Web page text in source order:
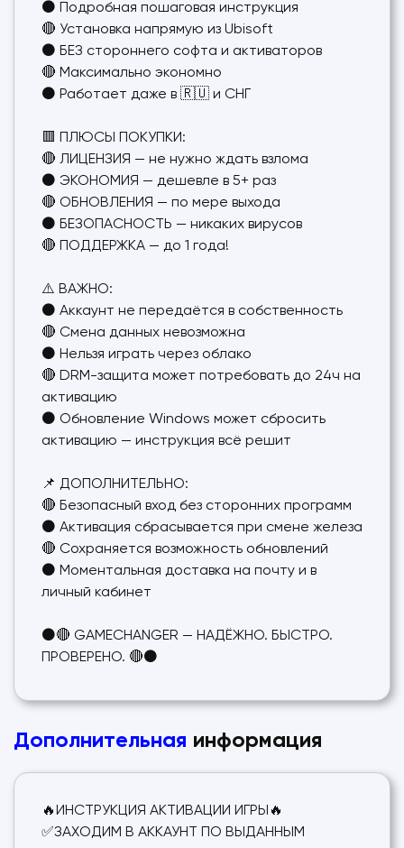
⚫ Подробная пошаговая инструкция
🔴 Установка напрямую из Ubisoft
⚫ БЕЗ стороннего софта и активаторов
🔴 Максимально экономно
⚫ Работает даже в 🇷🇺 и СНГ
🟥 ПЛЮСЫ ПОКУПКИ:
🔴 ЛИЦЕНЗИЯ — не нужно ждать взлома
⚫ ЭКОНОМИЯ — дешевле в 5+ раз
🔴 ОБНОВЛЕНИЯ — по мере выхода
⚫ БЕЗОПАСНОСТЬ — никаких вирусов
🔴 ПОДДЕРЖКА — до 1 года!
⚠️ ВАЖНО:
⚫ Аккаунт не передаётся в собственность
🔴 Смена данных невозможна
⚫ Нельзя играть через облако
🔴 DRM-защита может потребовать до 24ч на
активацию
⚫ Обновление Windows может сбросить
активацию — инструкция всё решит
📌 ДОПОЛНИТЕЛЬНО:
🔴 Безопасный вход без сторонних программ
⚫ Активация сбрасывается при смене железа
🔴 Сохраняется возможность обновлений
⚫ Моментальная доставка на почту и в
личный кабинет
⚫🔴 GAMECHANGER — НАДЁЖНО. БЫСТРО.
ПРОВЕРЕНО. 🔴⚫
Дополнительная информация
🔥ИНСТРУКЦИЯ АКТИВАЦИИ ИГРЫ🔥
✅ЗАХОДИМ В АККАУНТ ПО ВЫДАННЫМ